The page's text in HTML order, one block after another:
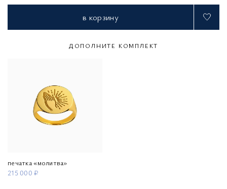
в корзину
ДОПОЛНИТЕ КОМПЛЕКТ
печатка «молитва»
215 000 ₽